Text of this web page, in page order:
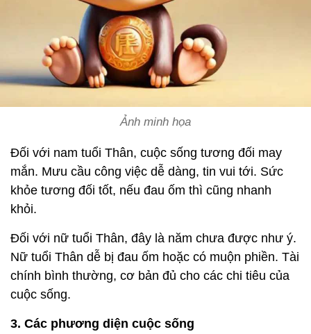
Ảnh minh họa
Đối với nam tuổi Thân, cuộc sống tương đối may
mắn. Mưu cầu công việc dễ dàng, tin vui tới. Sức
khỏe tương đối tốt, nếu đau ốm thì cũng nhanh
khỏi.
Đối với nữ tuổi Thân, đây là năm chưa được như ý.
Nữ tuổi Thân dễ bị đau ốm hoặc có muộn phiền. Tài
chính bình thường, cơ bản đủ cho các chi tiêu của
cuộc sống.
3. Các phương diện cuộc sống